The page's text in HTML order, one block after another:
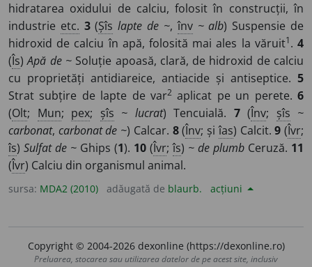
hidratarea oxidului de calciu, folosit în construcții, în
industrie etc. 3(Șîs lapte de ~, înv ~ alb) Suspensie de
hidroxid de calciu în apă, folosită mai ales la văruit1.4
(Îs)Apă de ~Soluție apoasă, clară, de hidroxid de calciu
cu proprietăți antidiareice, antiacide și antiseptice. 5
Strat subțire de lapte de var2 aplicat pe un perete. 6
(Olt; Mun; pex; șîs ~ lucrat) Tencuială. 7(Înv; șîs ~
carbonat, carbonat de ~) Calcar. 8(Înv; șiîas) Calcit.9 (Îvr;
îs) Sulfat de ~ Ghips (1). 10 (Îvr;îs) ~ de plumb Ceruză. 11
(Îvr) Calciu din organismul animal.
sursa: MDA2 (2010) adăugată de blaurb. acțiuni
Copyright © 2004-2026 dexonline (https://dexonline.ro)
Preluarea, stocarea sau utilizarea datelor de pe acest site, inclusiv